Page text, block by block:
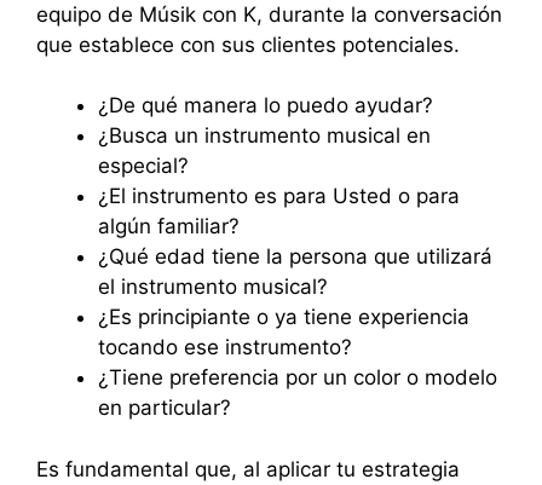
equipo de Músik con K, durante la conversación
que establece con sus clientes potenciales.
¿De qué manera lo puedo ayudar?
¿Busca un instrumento musical en
especial?
¿El instrumento es para Usted o para
algún familiar?
¿Qué edad tiene la persona que utilizará
el instrumento musical?
¿Es principiante o ya tiene experiencia
tocando ese instrumento?
¿Tiene preferencia por un color o modelo
en particular?
Es fundamental que, al aplicar tu estrategia